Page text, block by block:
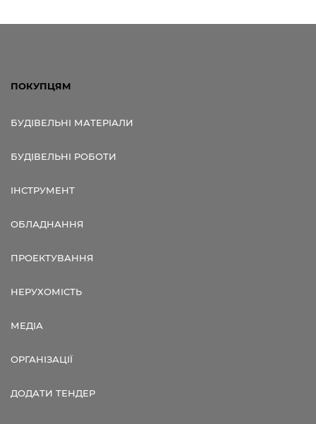
ПОКУПЦЯМ
БУДІВЕЛЬНІ МАТЕРІАЛИ
БУДІВЕЛЬНІ РОБОТИ
ІНСТРУМЕНТ
ОБЛАДНАННЯ
ПРОЕКТУВАННЯ
НЕРУХОМІСТЬ
МЕДІА
ОРГАНІЗАЦІЇ
ДОДАТИ ТЕНДЕР